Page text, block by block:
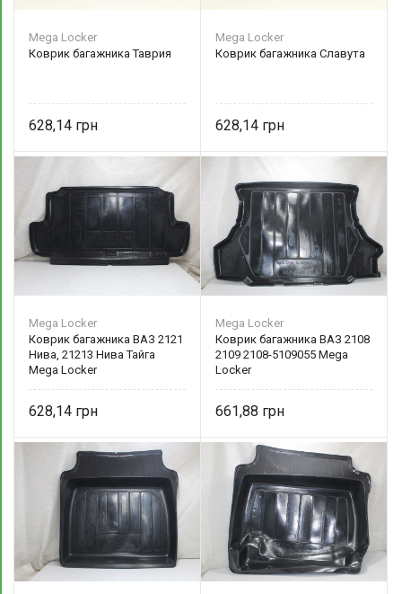
Mega Locker
Коврик багажника Таврия
628,14
Mega Locker
Коврик багажника Славута
628,14
Mega Locker
Коврик багажника ВАЗ 2121
Нива, 21213 Нива Тайга
Mega Locker
628,14
Mega Locker
Коврик багажника ВАЗ 2108
2109 2108-5109055 Mega
Locker
661,88